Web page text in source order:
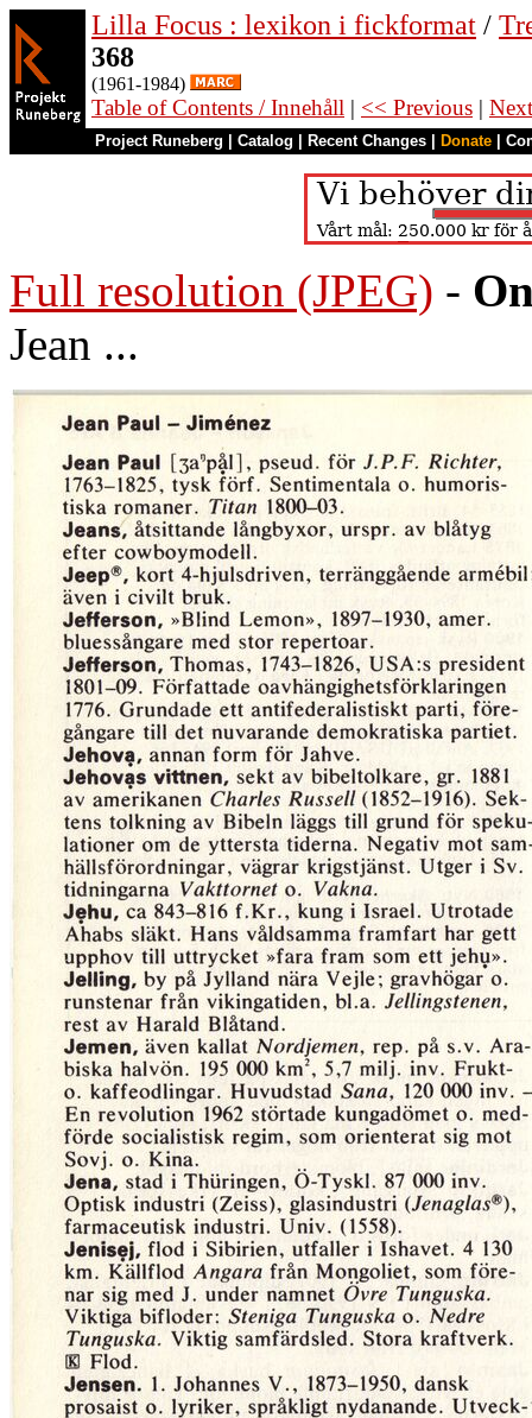
Lilla Focus : lexikon i fickformat /
368
(1961-1984)
Table of Contents / Innehåll | << Previous |
Project Runeberg Catalog Recent Changes Donate
Full resolution (JPEG) -
Jean ...